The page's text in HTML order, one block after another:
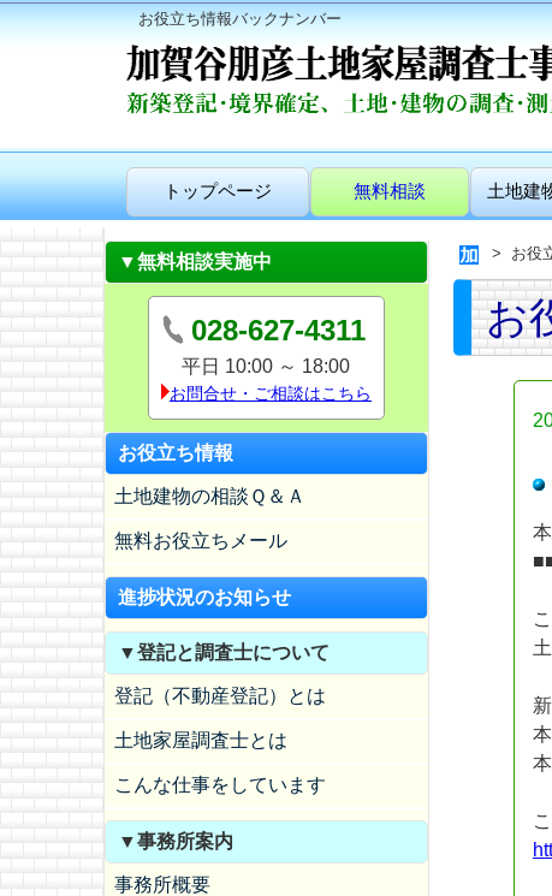
お役立ち情報バックナンバー
トップページ 無料相談 土地建
▼無料相談実施中
028-627-4311
平日 10:00 ～ 18:00
お問合せ・ご相談はこちら
お役立ち情報
土地建物の相談Ｑ＆Ａ
無料お役立ちメール
進捗状況のお知らせ
▼登記と調査士について
登記（不動産登記）とは
土地家屋調査士とは
こんな仕事をしています
▼事務所案内
事務所概要
お役
お